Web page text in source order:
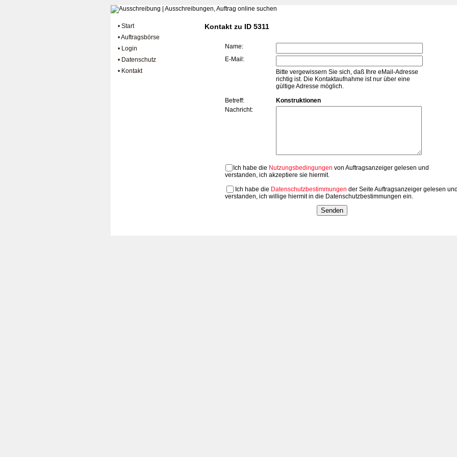
• Start
• Auftragsbörse
• Login
• Datenschutz
• Kontakt
Kontakt zu ID 5311
Name:
E-Mail:
Bitte vergewissern Sie sich, daß Ihre eMail-Adresse
richtig ist. Die Kontaktaufnahme ist nur über eine
gültige Adresse möglich.
Betreff:
Konstruktionen
Nachricht:
Ich habe die Nutzungsbedingungen von Auftragsanzeiger gelesen und
verstanden, ich akzeptiere sie hiermit.
Ich habe die Datenschutzbestimmungen der Seite Auftragsanzeiger gelesen
verstanden, ich willige hiermit in die Datenschutzbestimmungen ein.